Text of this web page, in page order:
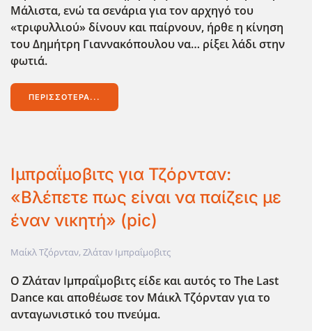
Μάλιστα, ενώ τα σενάρια για τον αρχηγό του
«τριφυλλιού» δίνουν και παίρνουν, ήρθε η κίνηση
του Δημήτρη Γιαννακόπουλου να… ρίξει λάδι στην
φωτιά.
ΠΕΡΙΣΣΌΤΕΡΑ...
Ιμπραΐμοβιτς για Τζόρνταν:
«Βλέπετε πως είναι να παίζεις με
έναν νικητή» (pic)
Μαίκλ Τζόρνταν,Ζλάταν Ιμπραΐμοβιτς
Ο Ζλάταν Ιμπραΐμοβιτς είδε και αυτός το The Last
Dance και αποθέωσε τον Μάικλ Τζόρνταν για το
ανταγωνιστικό του πνεύμα.